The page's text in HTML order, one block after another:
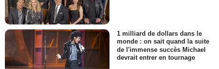
1 milliard de dollars dans le
monde : on sait quand la suite
de l'immense succès Michael
devrait entrer en tournage